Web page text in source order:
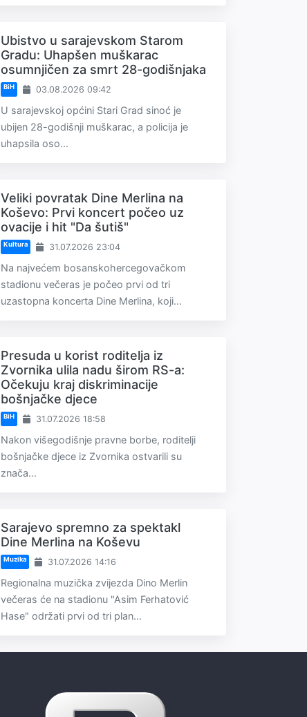
Ubistvo u sarajevskom Starom
Gradu: Uhapšen muškarac
osumnjičen za smrt 28-godišnjaka
BiH 03.08.2026 09:42
U sarajevskoj općini Stari Grad sinoć je
ubijen 28-godišnji muškarac, a policija je
uhapsila oso...
Veliki povratak Dine Merlina na
Koševo: Prvi koncert počeo uz
ovacije i hit "Da šutiš"
Kultura 31.07.2026 23:04
Na najvećem bosanskohercegovačkom
stadionu večeras je počeo prvi od tri
uzastopna koncerta Dine Merlina, koji...
Presuda u korist roditelja iz
Zvornika ulila nadu širom RS-a:
Očekuju kraj diskriminacije
bošnjačke djece
BiH 31.07.2026 18:58
Nakon višegodišnje pravne borbe, roditelji
bošnjačke djece iz Zvornika ostvarili su
znača...
Sarajevo spremno za spektakl
Dine Merlina na Koševu
Muzika 31.07.2026 14:16
Regionalna muzička zvijezda Dino Merlin
večeras će na stadionu "Asim Ferhatović
Hase" održati prvi od tri plan...